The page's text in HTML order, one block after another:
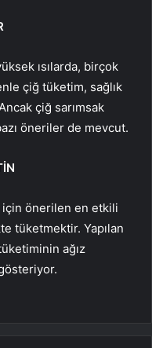
ısılarda, birçok
çiğ tüketim, sağlık
çiğ sarımsak
öneriler de mevcut.
için önerilen en etkili
tüketmektir. Yapılan
ağız